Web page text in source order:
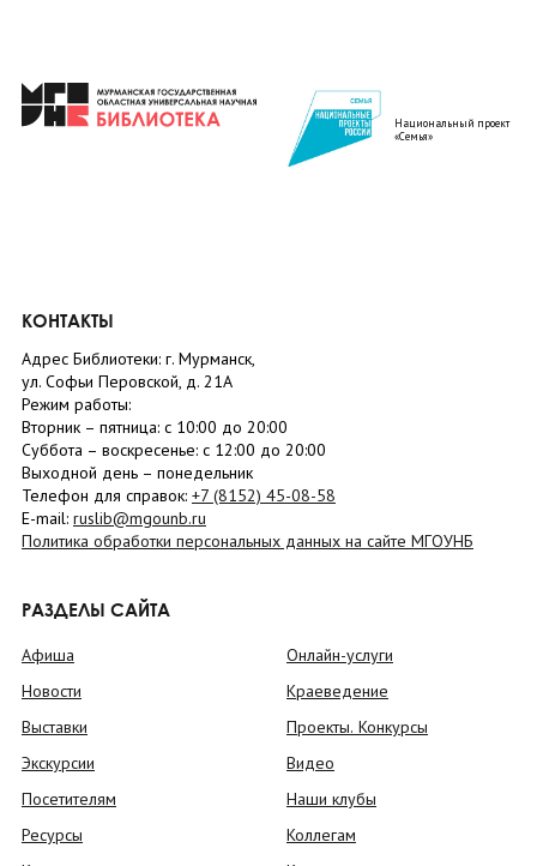
Национальный проект
«Семья»
КОНТАКТЫ
Адрес Библиотеки: г. Мурманск,
ул. Софьи Перовской, д. 21А
Режим работы:
Вторник – пятница: с 10:00 до 20:00
Суббота – воскресенье: c 12:00 до 20:00
Выходной день – понедельник
Телефон для справок: +7 (8152) 45-08-58
E-mail: ruslib@mgounb.ru
Политика обработки персональных данных на сайте МГОУНБ
РАЗДЕЛЫ САЙТА
Афиша
Новости
Выставки
Экскурсии
Посетителям
Ресурсы
Онлайн-услуги
Краеведение
Проекты. Конкурсы
Видео
Наши клубы
Коллегам